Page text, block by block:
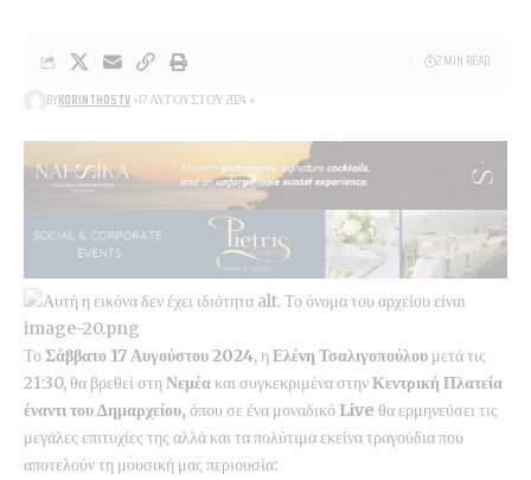
BYKORINTHOSTV 17 ΑΥΓΟΎΣΤΟΥ 2024
2 MIN READ
ΤοΣάββατο 17 Αυγούστου 2024, η Ελένη Τσαλιγοπούλου μετά τις
21:30, θα βρεθεί στη Νεμέα και συγκεκριμένα στηνΚεντρική Πλατεία
έναντι του Δημαρχείου, όπου σε ένα μοναδικό Live θα ερμηνεύσει τις
μεγάλες επιτυχίες της αλλά και τα πολύτιμα εκείνα τραγούδια που
αποτελούν τη μουσική μας περιουσία: